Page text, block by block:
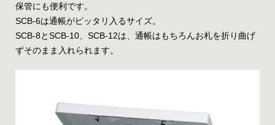
保管にも便利です。
SCB-6は通帳がピッタリ入るサイズ。
SCB-8とSCB-10、SCB-12は、通帳はもちろんお札を折り曲げ
ずそのまま入れられます。